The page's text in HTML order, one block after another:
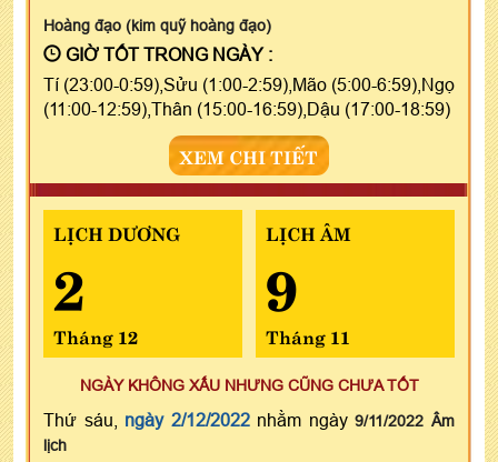
Hoàng đạo (kim quỹ hoàng đạo)
GIỜ TỐT TRONG NGÀY :
Tí (23:00-0:59),Sửu (1:00-2:59),Mão (5:00-6:59),Ngọ
(11:00-12:59),Thân (15:00-16:59),Dậu (17:00-18:59)
XEM CHI TIẾT
LỊCH DƯƠNG
2
Tháng 12
LỊCH ÂM
9
Tháng 11
NGÀY KHÔNG XẤU NHƯNG CŨNG CHƯA TỐT
Thứ sáu, ngày 2/12/2022nhằm ngày9/11/2022 Âm
lịch